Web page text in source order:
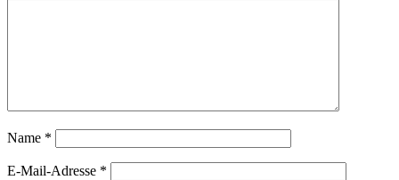
Name *
E-Mail-Adresse *